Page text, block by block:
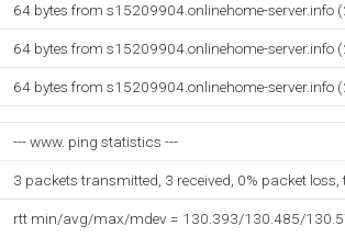
64 bytes from s15209904.onlinehome-
64 bytes from s15209904.onlinehome-
64 bytes from s15209904.onlinehome-
--- www. ping statistics ---
3 packets transmitted, 3 received, 0% packet
rtt min/avg/max/mdev = 130.393/130.485/